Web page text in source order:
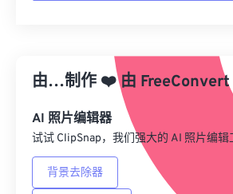
从预设应用
另存为预设
由…制作 ❤️由 FreeConvert
AI 照片编辑器
试试 ClipSnap，我们强大的 AI 照片编辑
背景去除器